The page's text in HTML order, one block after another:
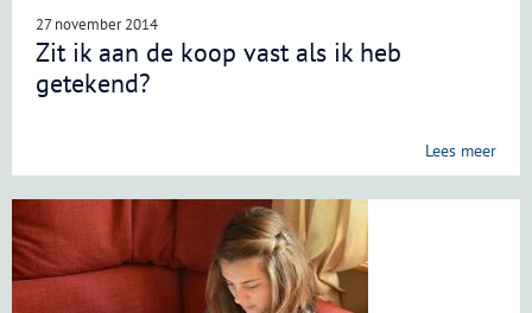
27 november 2014
Zit ik aan de koop vast als ik heb
getekend?
Lees meer